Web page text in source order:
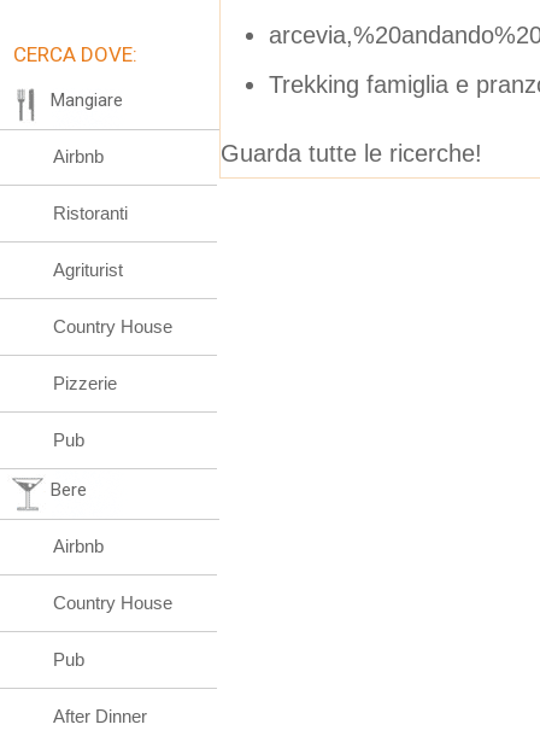
Trekking famiglia e
Guarda tutte le ricerche!
CERCA DOVE:
Mangiare
Airbnb
Ristoranti
Agriturist
Country House
Pizzerie
Pub
Bere
Airbnb
Country House
Pub
After Dinner